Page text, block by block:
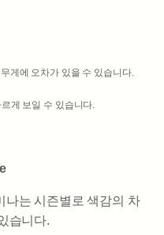
게에 오차가 있을 수 있습니다.
게 보일 수 있습니다.
나는 시즌별로 색감의 차
습니다.